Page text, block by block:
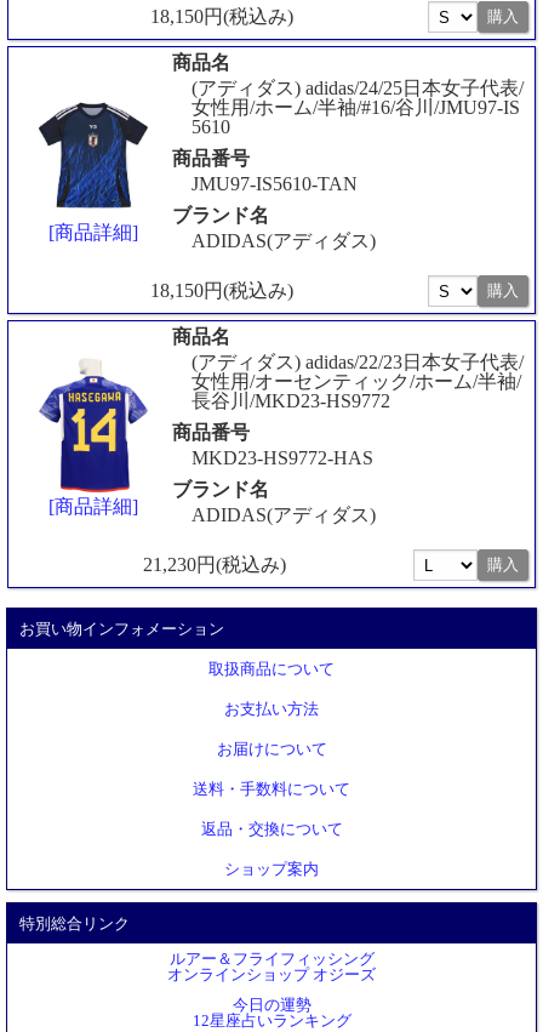
18,150円(税込み)
[商品詳細]
商品名
(アディダス) adidas/24/25日本女子代表/
女性用/ホーム/半袖/#16/谷川/JMU97-IS
5610
商品番号
JMU97-IS5610-TAN
ブランド名
ADIDAS(アディダス)
18,150円(税込み)
[商品詳細]
商品名
(アディダス) adidas/22/23日本女子代表/
女性用/オーセンティック/ホーム/半袖/
長谷川/MKD23-HS9772
商品番号
MKD23-HS9772-HAS
ブランド名
ADIDAS(アディダス)
21,230円(税込み)
お買い物インフォメーション
取扱商品について
お支払い方法
お届けについて
送料・手数料について
返品・交換について
ショップ案内
特別総合リンク
ルアー＆フライフィッシング
オンラインショップ オジーズ
今日の運勢
12星座占いランキング